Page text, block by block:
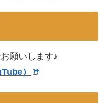
願いします♪
）